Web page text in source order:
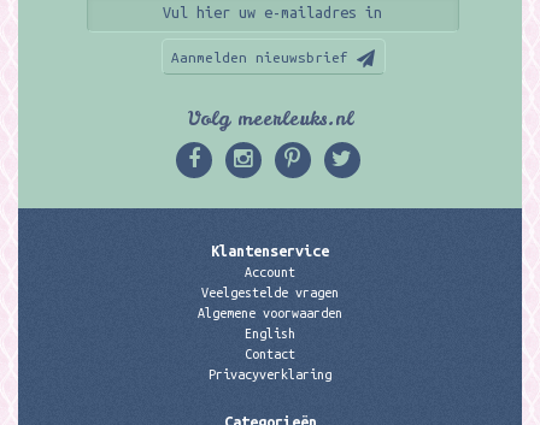
Aanmelden nieuwsbrief
Volg meerleuks.nl
Klantenservice
Account
Veelgestelde vragen
Algemene voorwaarden
English
Contact
Privacyverklaring
Categorieën